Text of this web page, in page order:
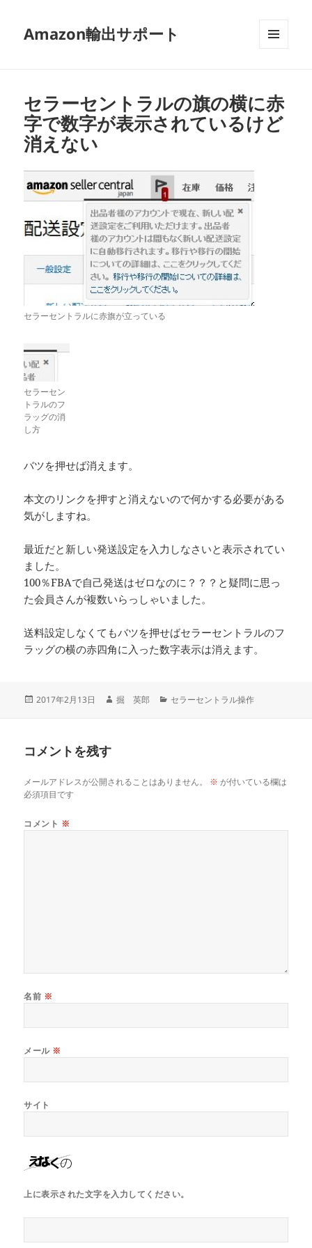
Amazon輸出サポート
ット
セラーセントラルの旗の横に赤
字で数字が表示されているけど
消えない
セラーセントラルに赤旗が立っている
セラーセン
トラルのフ
ラッグの消
し方
バツを押せば消えます。
本文のリンクを押すと消えないので何かする必要がある
気がしますね。
最近だと新しい発送設定を入力しなさいと表示されてい
ました。
100％FBAで自己発送はゼロなのに？？？と疑問に思っ
た会員さんが複数いらっしゃいました。
送料設定しなくてもバツを押せばセラーセントラルのフ
ラッグの横の赤四角に入った数字表示は消えます。
投
2017年2月13日
作
掘 英郎
カ
セラーセントラル操作
コメントを残す
メールアドレスが公開されることはありません。 ※ が付いている欄は
必須項目です
コメント ※
名前 ※
メール ※
サイト
上に表示された文字を入力してください。